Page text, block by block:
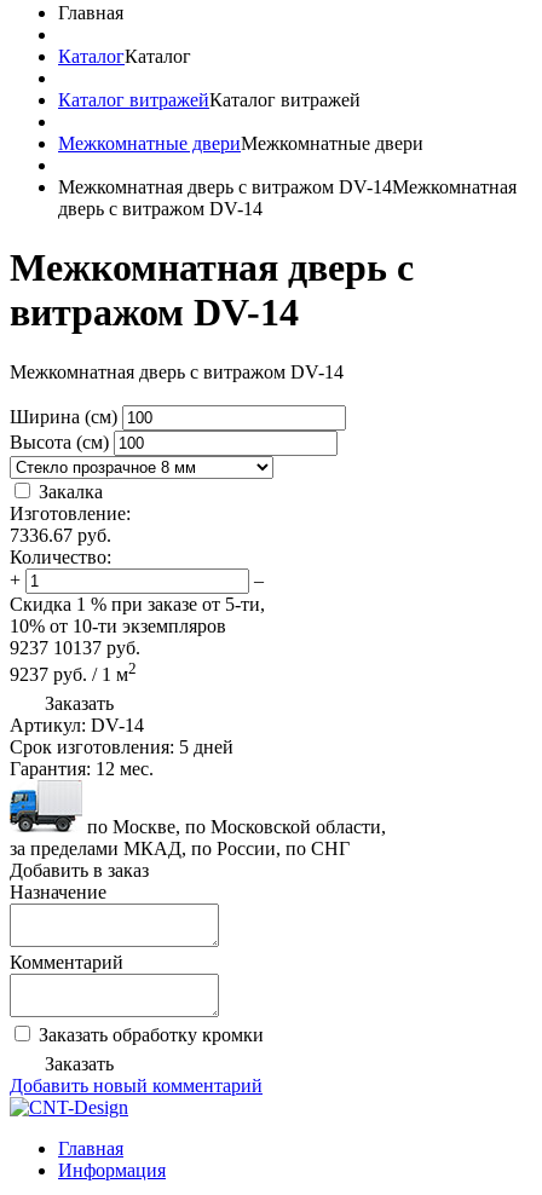
Главная
КаталогКаталог
Каталог витражейКаталог витражей
Межкомнатные двериМежкомнатные двери
Межкомнатная дверь с витражом DV-14Межкомнатная
дверь с витражом DV-14
Межкомнатная дверь с
витражом DV-14
Межкомнатная дверь с витражом DV-14
Ширина (см)
Высота (см)
Закалка
Изготовление:
7336.67 руб.
Количество:
+
–
Скидка 1 % при заказе от 5-ти,
10% от 10-ти экземпляров
9237 10137 руб.
9237 руб. / 1 м2
Заказать
Артикул: DV-14
Срок изготовления: 5 дней
Гарантия: 12 мес.
по Москве, по Московской области,
за пределами МКАД, по России, по СНГ
Добавить в заказ
Назначение
Комментарий
Заказать обработку кромки
Заказать
Добавить новый комментарий
Главная
Информация